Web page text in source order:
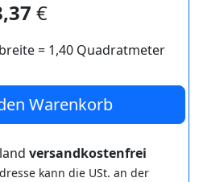
€
= 1,40 Quadratmeter
Warenkorb
versandkostenfrei
kann die USt. an der